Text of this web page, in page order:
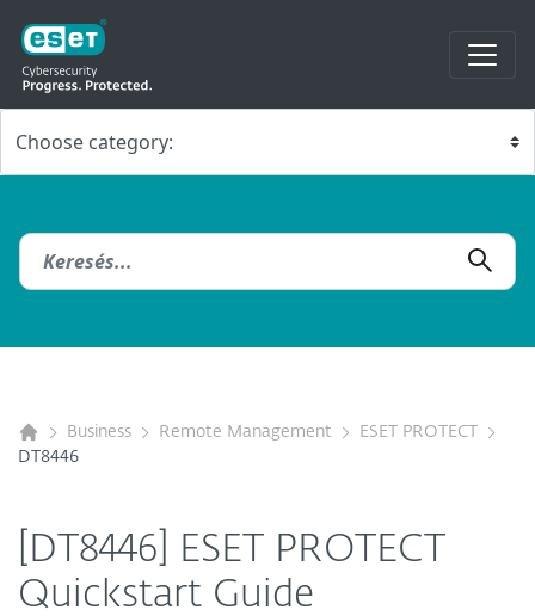
Business Remote Management
ESET PROTECT
DT8446
[DT8446] ESET PROTECT
Quickstart Guide